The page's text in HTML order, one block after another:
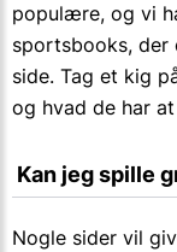
populære, og vi
sportsbooks, der
side. Tag et kig
og hvad de har
Kan jeg spille
Nogle sider vil